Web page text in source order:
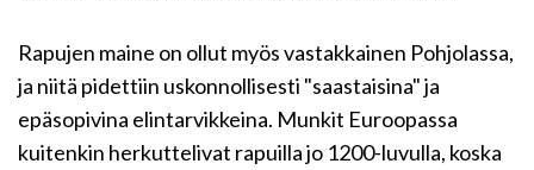
Rapujen maine on ollut myös vastakkainen Pohjolassa,
ja niitä pidettiin uskonnollisesti "saastaisina" ja
epäsopivina elintarvikkeina. Munkit Euroopassa
kuitenkin herkuttelivat rapuilla jo 1200-luvulla, koska